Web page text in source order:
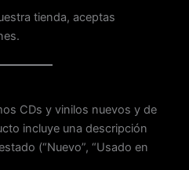
tienda, aceptas
CDs y vinilos nuevos y de
incluye una descripción
(“Nuevo”, “Usado en